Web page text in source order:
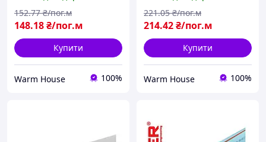
148.18₴/пог.м
152.77 ₴/пог.м
Купити
Warm House 100%
214.42₴/пог.м
221.05 ₴/пог.м
Купити
Warm House 100%